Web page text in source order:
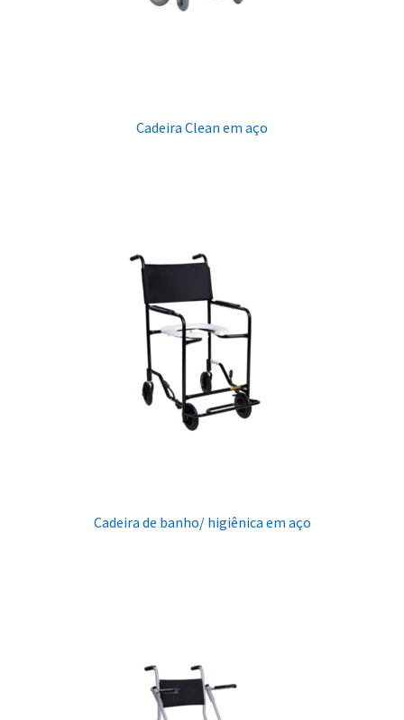
Cadeira Clean em aço
Cadeira de banho/ higiênica em aço